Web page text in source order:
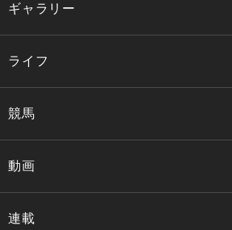
ギャラリー
ライフ
競馬
動画
連載